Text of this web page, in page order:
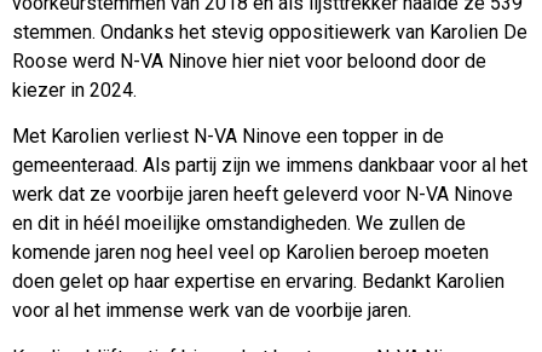
stemmen. Ondanks het stevig oppositiewerk van Karolien De
Roose werd N-VA Ninove hier niet voor beloond door de
kiezer in 2024.
Met Karolien verliest N-VA Ninove een topper in de
gemeenteraad. Als partij zijn we immens dankbaar voor al het
werk dat ze voorbije jaren heeft geleverd voor N-VA Ninove
en dit in héél moeilijke omstandigheden. We zullen de
komende jaren nog heel veel op Karolien beroep moeten
doen gelet op haar expertise en ervaring. Bedankt Karolien
voor al het immense werk van de voorbije jaren.